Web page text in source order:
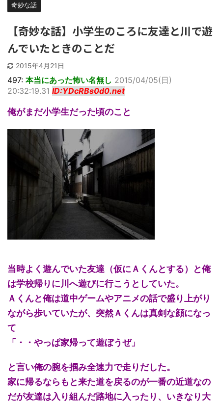
奇妙な話
【奇妙な話】小学生のころに友達と川で遊
んでいたときのことだ
2015年4月21日
497: 本当にあった怖い名無し 2015/04/05(日)
20:32:19.31 ID:YDcRBs0d0.net
俺がまだ小学生だった頃のこと
当時よく遊んでいた友達（仮にＡくんとする）と俺
は学校帰りに川へ遊びに行こうとしていた。
Ａくんと俺は道中ゲームやアニメの話で盛り上がり
ながら歩いていたが、突然Ａくんは真剣な顔になっ
て
「・・やっぱ家帰って遊ぼうぜ」
と言い俺の腕を掴み全速力で走りだした。
家に帰るならもと来た道を戻るのが一番の近道なの
だが友達は入り組んだ路地に入ったり、いきなり大